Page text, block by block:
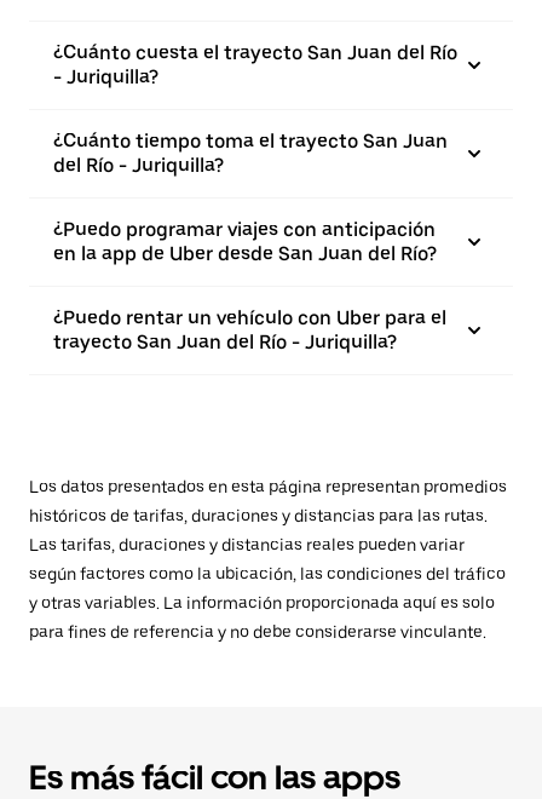
¿Cuánto cuesta el trayecto San Juan del Río
- Juriquilla?
¿Cuánto tiempo toma el trayecto San Juan
del Río - Juriquilla?
¿Puedo programar viajes con anticipación
en la app de Uber desde San Juan del Río?
¿Puedo rentar un vehículo con Uber para el
trayecto San Juan del Río - Juriquilla?
Los datos presentados en esta página representan promedios
históricos de tarifas, duraciones y distancias para las rutas.
Las tarifas, duraciones y distancias reales pueden variar
según factores como la ubicación, las condiciones del tráfico
y otras variables. La información proporcionada aquí es solo
para fines de referencia y no debe considerarse vinculante.
Es más fácil con las apps